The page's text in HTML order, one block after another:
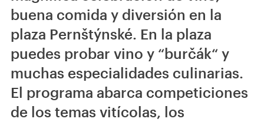
buena comida y diversión en la
plaza Pernštýnské. En la plaza
puedes probar vino y “burčák“ y
muchas especialidades culinarias.
El programa abarca competiciones
de los temas vitícolas, los